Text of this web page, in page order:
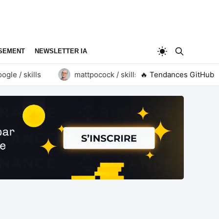
NEWSLETTER IA
/ skills mattpocock / skills goauthentik /
🔥 Tendances GitHub